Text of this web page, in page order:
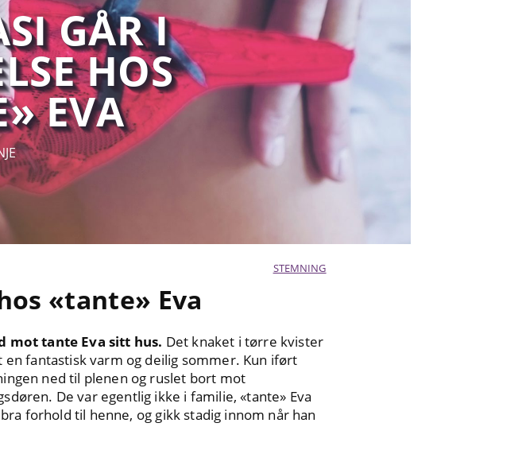
GÅR I
HOS
EVA
STEMNING
«tante» Eva
mot tante Eva sitt hus. Det knaket i tørre kvister
fantastisk varm og deilig sommer. Kun iført
ned til plenen og ruslet bort mot
De var egentlig ikke i familie, «tante» Eva
forhold til henne, og gikk stadig innom når han